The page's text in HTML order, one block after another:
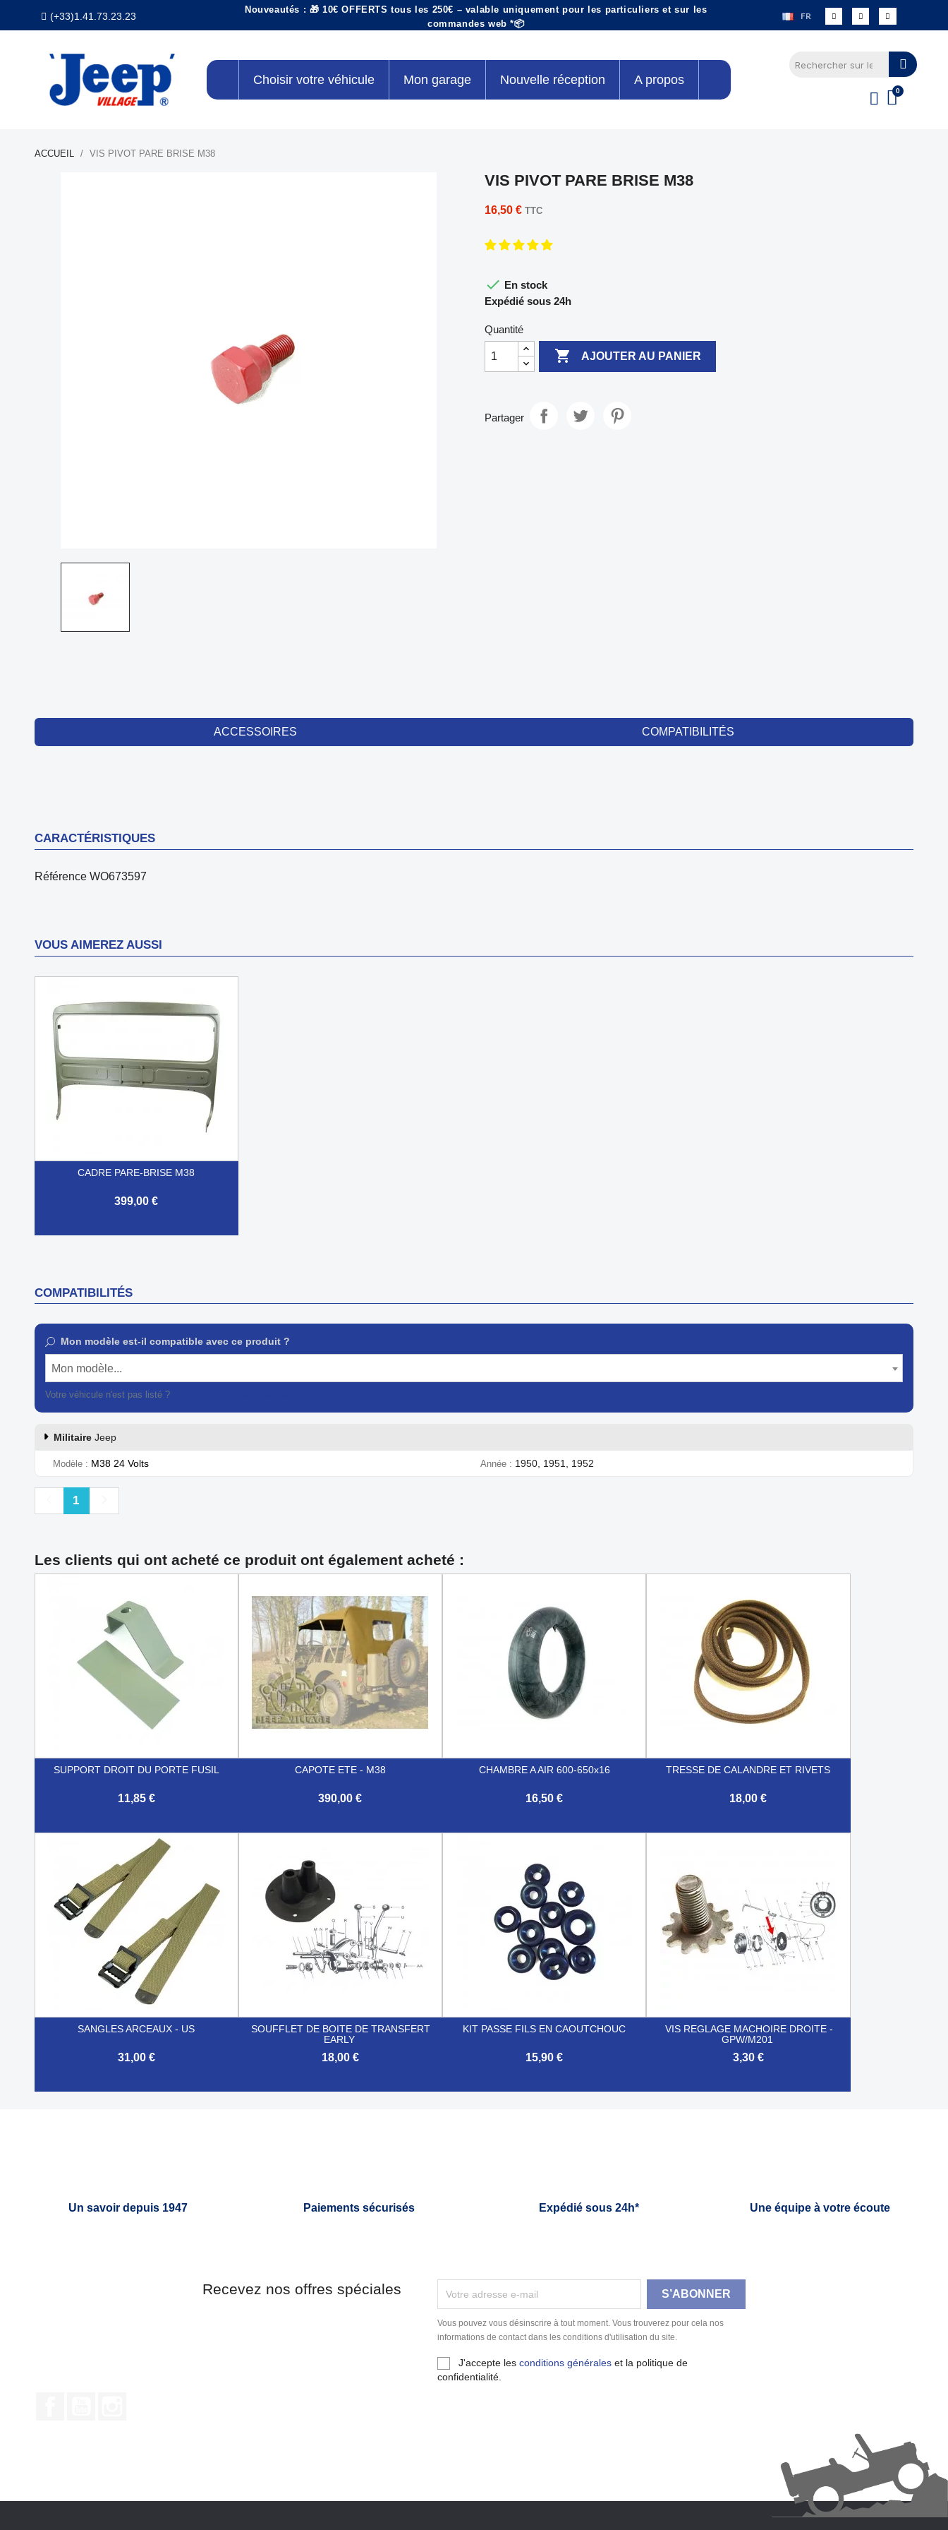
(+33)1.41.73.23.23
Nouveautés : 🎁 10€ OFFERTS tous les 250€ – valable uniquement pour les particuliers et sur les
commandes web *📦
FR
Choisir votre véhicule Mon garage Nouvelle réception A propos
ACCUEIL VIS PIVOT PARE BRISE M38
VIS PIVOT PARE BRISE M38
16,50 € TTC
 En stock
Expédié sous 24h
Quantité
 AJOUTER AU PANIER
Partager
ACCESSOIRES COMPATIBILITÉS
CARACTÉRISTIQUES
Référence WO673597
VOUS AIMEREZ AUSSI
CADRE PARE-BRISE M38
399,00 €
COMPATIBILITÉS
Mon modèle est-il compatible avec ce produit ?
Mon modèle...
Votre véhicule n'est pas listé ?
Militaire Jeep
Modèle M38 24 Volts Année 1950, 1951, 1952
Précédent
1
Les clients qui ont acheté ce produit ont également acheté :
SUPPORT DROIT DU PORTE FUSIL
11,85 €
Aperçu rapide
CAPOTE ETE - M38
390,00 €
CHAMBRE A AIR 600-650x16
16,50 €
TRESSE DE CALANDRE ET RIVETS
18,00 €
SANGLES ARCEAUX - US
31,00 €
SOUFFLET DE BOITE DE TRANSFERT
EARLY
18,00 €
KIT PASSE FILS EN CAOUTCHOUC
15,90 €
VIS REGLAGE MACHOIRE DROITE -
GPW/M201
3,30 €
Un savoir depuis 1947 Paiements sécurisés Expédié sous 24h* Une équipe à votre écoute
Recevez nos offres spéciales
Vous pouvez vous désinscrire à tout moment. Vous trouverez pour cela nos
informations de contact dans les conditions d'utilisation du site.
J'accepte lesconditions générales et la politique de
confidentialité.